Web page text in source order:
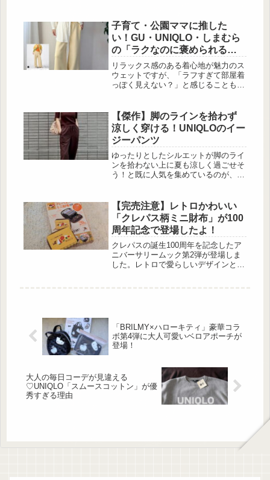
ダー」の持ち運びに便利なミニサイズ
を紹介します。ぜひ参考にしてくださ
い。メイク直しにも便利「キャンメイ
ク マシュマロフィニッシュパウダー
mini」 出典:beautyまとめ キャンメイ
クの大人気コスメ「マシュマロフィニ
ッシュパウダー」から、持ち...
子育て・公園ママに推した
い！GU・UNIQLO・しまむら
の「ラクなのに褒められるス
ウェット」5つ
リラックス感のある着心地が魅力のス
ウェットですが、「ラフすぎて部屋着
っぽく見えない？」と感じることもあ
るかどうか”が重要なポイント。そん
な中、GU・UNIQLO・しまむらに
は、大人でも取り入れやすいシルエッ
トや素材感にこだわったスウェットが
豊富に揃っています。そこで今回は、
大人世代にぴったりな“ラフだけどき
ちんと見える”スウェットを厳選して
ご紹介します！
【傑作】脚のラインを拾わず
涼しく穿ける！UNIQLOのイー
ジーパンツ
ゆったりとしたシルエットが脚のライ
ンを拾わない上に夏も涼しく過ごせそ
う！と既に人気を集めているのが、
バリエーションも魅力的なパンツは、
特にダークブラウンが高見えすると大
人世代から支持されています。そこで
今回はダークブラウンの「リネンブレ
ンドイージーパンツ」を使った着回し
コーディネートも併せて紹介するの
で、是非購入の参考にしてみてくださ
いね♡UNIQLOの「リネンブレンドイ
【完売注意】レトロかわいい
「クレパス柄ミニ財布」が100
周年記念で登場したよ！
クレパスの誕生100周年を記念したア
ニバーサリームック第2弾が登場しま
した。レトロで愛らしいデザインと使
布 出典:beautyまとめ 2025年に誕生か
ら100周年を迎えたクレパス。今回の
付録は、クレパスそっくりの柄をあし
らった本誌限定デザインのミニ財布で
「BRILMY×ハローキティ」豪華コラ
ボ第4弾に大人可愛いベロアポーチが
登場！
大人の毎日コーデが見違える
♡UNIQLO「スムースコットン」が優
秀すぎる理由